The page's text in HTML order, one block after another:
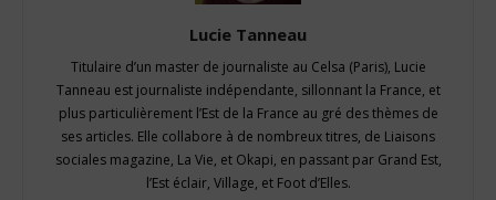
Lucie Tanneau
Titulaire d’un master de journaliste au Celsa (Paris), Lucie
Tanneau est journaliste indépendante, sillonnant la France, et
plus particulièrement l’Est de la France au gré des thèmes de
ses articles. Elle collabore à de nombreux titres, de Liaisons
sociales magazine, La Vie, et Okapi, en passant par Grand Est,
l’Est éclair, Village, et Foot d’Elles.